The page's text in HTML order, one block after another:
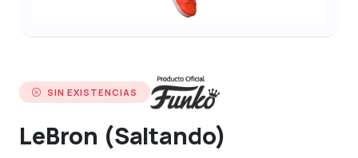
SIN EXISTENCIAS
LeBron (Saltando)